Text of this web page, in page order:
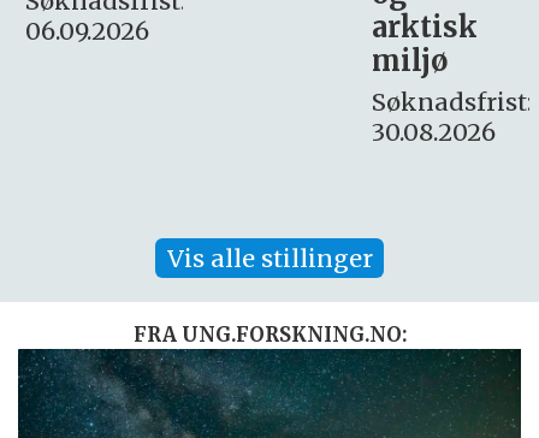
Søknadsfrist:
16. august.
Vis alle stillinger
FRA UNG.FORSKNING.NO: